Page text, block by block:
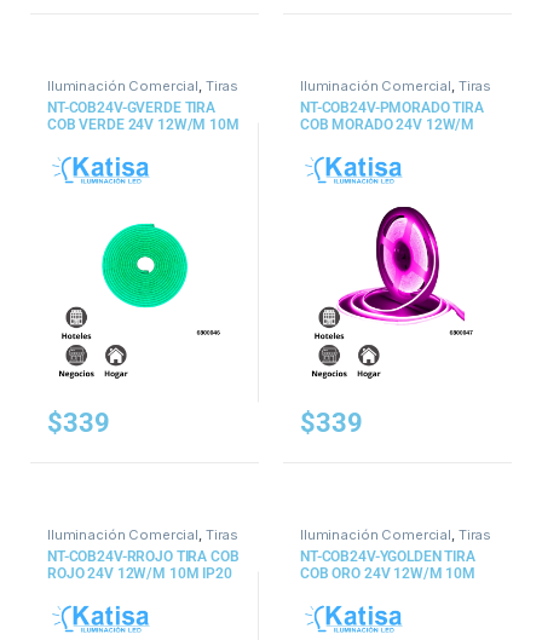
Iluminación Comercial Tiras
y Mangueras
NT-COB24V-GVERDE TIRA
COB VERDE 24V 12W/M 10M
$339
Iluminación Comercial Tiras
y Mangueras
NT-COB24V-PMORADO TIRA
COB MORADO 24V 12W/M
$339
Iluminación Comercial Tiras
y Mangueras
NT-COB24V-RROJO TIRA COB
ROJO 24V 12W/M 10M IP20
Iluminación Comercial Tiras
y Mangueras
NT-COB24V-YGOLDEN TIRA
COB ORO 24V 12W/M 10M